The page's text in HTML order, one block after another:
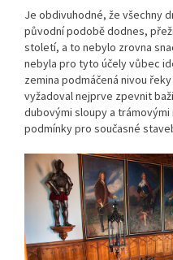
Je obdivuhodné, že všechny
původní podobě dodnes,
století, a to nebylo zrovna
nebyla pro tyto účely vůbec
zemina podmáčená nivou
vyžadoval nejprve zpevnit
dubovými sloupy a
podmínky pro současné